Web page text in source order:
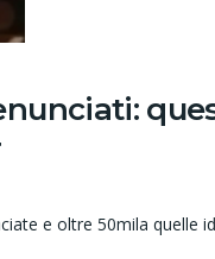
e oltre 50mila quelle